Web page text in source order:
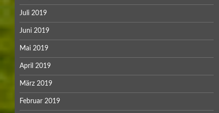
Juli 2019
Juni 2019
Mai 2019
April 2019
März 2019
Februar 2019